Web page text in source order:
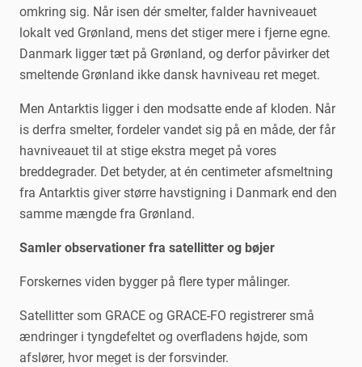
omkring sig. Når isen dér smelter, falder havniveauet
lokalt ved Grønland, mens det stiger mere i fjerne egne.
Danmark ligger tæt på Grønland, og derfor påvirker det
smeltende Grønland ikke dansk havniveau ret meget.
Men Antarktis ligger i den modsatte ende af kloden. Når
is derfra smelter, fordeler vandet sig på en måde, der får
havniveauet til at stige ekstra meget på vores
breddegrader. Det betyder, at én centimeter afsmeltning
fra Antarktis giver større havstigning i Danmark end den
samme mængde fra Grønland.
Samler observationer fra satellitter og bøjer
Forskernes viden bygger på flere typer målinger.
Satellitter som GRACE og GRACE-FO registrerer små
ændringer i tyngdefeltet og overfladens højde, som
afslører, hvor meget is der forsvinder.